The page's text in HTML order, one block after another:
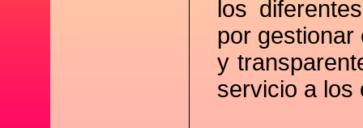
los
por gestionar
y
servicio a los